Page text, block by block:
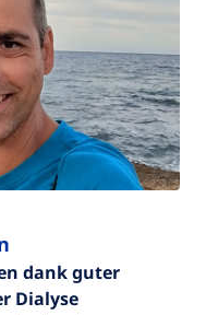
dank guter
Dialyse